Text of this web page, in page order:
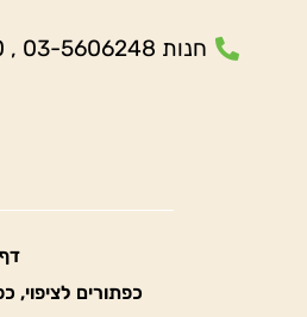
חנות 03-5606248 , 03-5660270
כפתורים לציפוי,